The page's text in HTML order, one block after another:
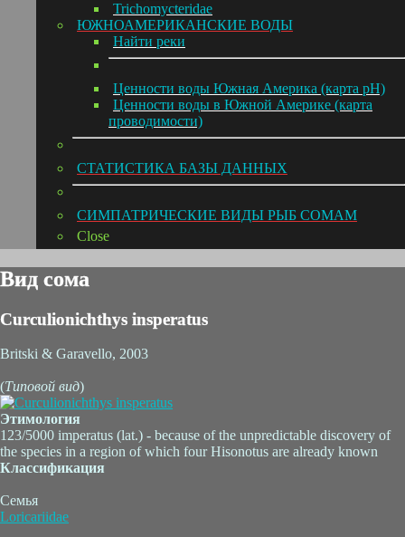
Trichomycteridae
ЮЖНОАМЕРИКАНСКИЕ ВОДЫ
Hайти реки
Ценности воды Южная Америка (карта pH)
Ценности воды в Южной Америке (карта
проводимости)
СТАТИСТИКА БАЗЫ ДАННЫХ
СИМПАТРИЧЕСКИЕ ВИДЫ РЫБ СОМАМ
Close
Вид сома
Curculionichthys insperatus
Britski & Garavello, 2003
(Типовой вид)
Этимология
123/5000 imperatus (lat.) - because of the unpredictable discovery of
the species in a region of which four Hisonotus are already known
Классификация
Семья
Loricariidae